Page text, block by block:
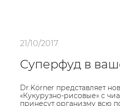
21/10/2017
Суперфуд в
Dr.Körner представляет
«Кукурузно-рисовые» с
принесут организму всю